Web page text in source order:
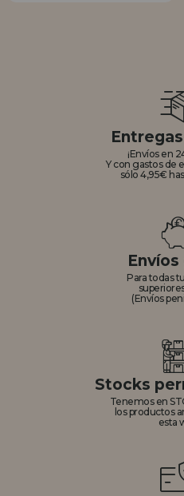
¡Envíos en
Y con gastos de
sólo 4,95€
Para todas
(Envíos
Stocks
Tenemos en
los productos
esta